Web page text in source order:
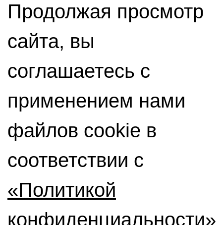
Продолжая просмотр
сайта, вы
соглашаетесь с
применением нами
файлов cookie в
соответствии с
«Политикой
конфиденциальности»